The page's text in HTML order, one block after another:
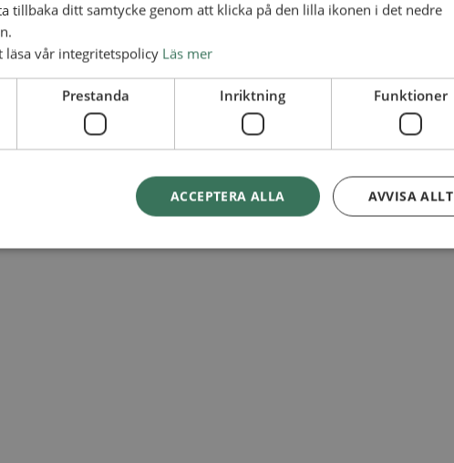
tillbaka ditt samtycke genom att klicka på den lilla ikonen i det nedre
läsa vår integritetspolicy Läs mer
Prestanda Inriktning Funktioner
ACCEPTERA ALLA AVVISA ALLT